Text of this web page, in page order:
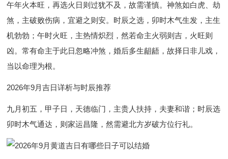
午年火本旺，再选火日则过犹不及，故需谨慎。神煞如白虎、劫
煞，主破败伤病，宜避之则安。时辰之选，卯时木气生发，主生
机勃勃；午时火旺，主热情炽烈，然若命主火弱则吉，火旺则
凶。常有命主于此日忽略冲煞，婚后多生龃龉，故择日非儿戏，
当以命理为根。
2026年9月吉日详析与时辰推荐
九月初五，甲子日，天德临门，主贵人扶持，夫妻和谐；时辰选
卯时木气通达，则家运昌隆，然需避北方岁破方位行礼。